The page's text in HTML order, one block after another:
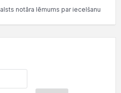
notāra lēmums par iecelšanu